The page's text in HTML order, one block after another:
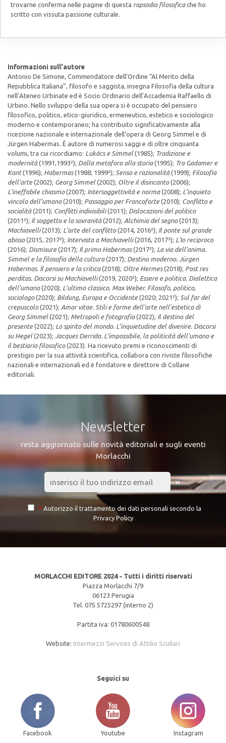
trovarne conferma nelle pagine di questa rapsodia filosoficache ho
scritto con vissuta passione culturale.
Informazioni sull'autore
Antonio De Simone, Commendatore dell’Ordine “Al Merito della
Repubblica Italiana”, filosofo e saggista, insegna Filosofia della cultura
nell’Ateneo Urbinate ed è Socio Ordinario dell’Accademia Raffaello di
Urbino. Nello sviluppo della sua opera si è occupato del pensiero
filosofico, politico, etico-giuridico, ermeneutico, estetico e sociologico
moderno e contemporaneo; ha contribuito significativamente alla
ricezione nazionale e internazionale dell’opera di Georg Simmel e di
Jürgen Habermas. È autore di numerosi saggi e di oltre cinquanta
volumi, tra cui ricordiamo: Lukács e Simmel(1985); Tradizione e
modernità(1991,1993²); Dalla metafora alla storia(1995); Tra Gadamer e
Kant(1996); Habermas(1988; 1999²); Senso e razionalità(1999); Filosofia
dell’arte(2002); Georg Simmel(2002); Oltre il disincanto(2006);
L’ineffabile chiasmo(2007); Intersoggettività e norma(2008); L’inquieto
vincolo dell’umano(2010); Passaggio per Francoforte(2010); Conflitto e
socialità(2011); Conflitti indivisibili(2011); Dislocazioni del politico
(2011²); Il soggetto e la sovranità(2012); Alchimia del segno(2013);
Machiavelli(2013); L’arte del conflitto(2014, 2016²); Il ponte sul grande
abisso(2015, 2017²); Intervista a Machiavelli(2016, 2017³); L’Io reciproco
(2016); Dismisure(2017); Il primo Habermas(2017²); La via dell’anima.
Simmel e la filosofia della cultura(2017); Destino moderno. Jürgen
Habermas. Il pensiero e la critica(2018); Oltre Hermes(2018); Post res
perditas. Discorsi su Machiavelli(2019, 2020²); Essere e politica. Dialettica
dell’umano(2020); L’ultimo classico. Max Weber. Filosofo, politico,
sociologo(2020); Bildung, Europa e Occidente(2020; 2021²); Sul far del
crepuscolo(2021); Amor vitae. Stili e forme dell’arte nell’estetica di
Georg Simmel(2021); Metropoli e fotografia(2022); Il destino del
presente(2022); Lo spirito del mondo. L’inquietudine del divenire. Discorsi
su Hegel(2023); Jacques Derrida. L’impossibile, la politicità dell’umano e
il bestiario filosofico(2023). Ha ricevuto premi e riconoscimenti di
prestigio per la sua attività scientifica, collabora con riviste filosofiche
nazionali e internazionali ed è fondatore e direttore di Collane
editoriali.
Newsletter
resta aggiornato sulle novità editoriali e sugli eventi
Morlacchi
»
* Autorizzo il trattamento dei dati personali secondo la
Privacy Policy
MORLACCHI EDITORE 2024 - Tutti i diritti riservati
Piazza Morlacchi 7/9
06123 Perugia
Tel. 075 5725297 (interno 2)
Partita iva: 01780600548
Website: Intermezzi Services di Attilio Scullari
Seguici su
Facebook Youtube Instagram